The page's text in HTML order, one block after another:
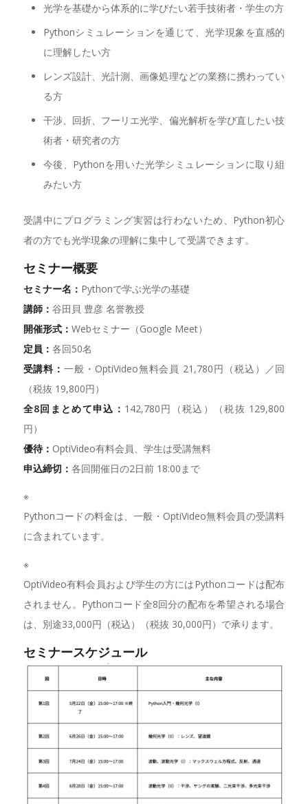
光学を基礎から体系的に学びたい若手技術者・学生の方
Pythonシミュレーションを通じて、光学現象を直感的
に理解したい方
レンズ設計、光計測、画像処理などの業務に携わってい
る方
干渉、回折、フーリエ光学、偏光解析を学び直したい技
術者・研究者の方
今後、Pythonを用いた光学シミュレーションに取り組
みたい方
受講中にプログラミング実習は行わないため、Python初心
者の方でも光学現象の理解に集中して受講できます。
セミナー概要
セミナー名： Pythonで学ぶ光学の基礎
講師： 谷田貝 豊彦 名誉教授
開催形式： Webセミナー（Google Meet）
定員： 各回50名
受講料：一般・OptiVideo無料会員 21,780円（税込）／回
（税抜 19,800円）
全8回まとめて申込： 142,780円（税込）（税抜 129,800
円）
優待： OptiVideo有料会員、学生は受講無料
申込締切： 各回開催日の2日前 18:00まで
※
Pythonコードの料金は、一般・OptiVideo無料会員の受講料
に含まれています。
※
OptiVideo有料会員および学生の方にはPythonコードは配布
されません。Pythonコード全8回分の配布を希望される場合
は、別途33,000円（税込）（税抜 30,000円）で承ります。
セミナースケジュール